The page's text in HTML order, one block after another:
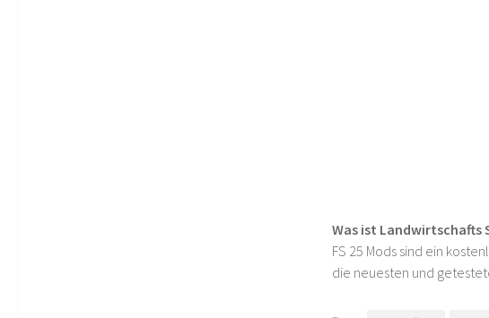
Was ist Landwirtschafts
FS 25 Mods sind ein
die neuesten und